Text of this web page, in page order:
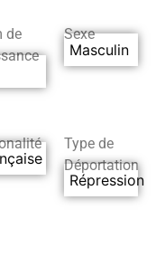
de
Sexe
Masculin
Type de
Déportation
Répression